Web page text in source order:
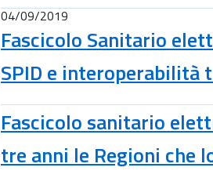
04/09/2019
Fascicolo Sanitario
SPID e interoperabilità
Fascicolo sanitario
tre anni le Regioni che